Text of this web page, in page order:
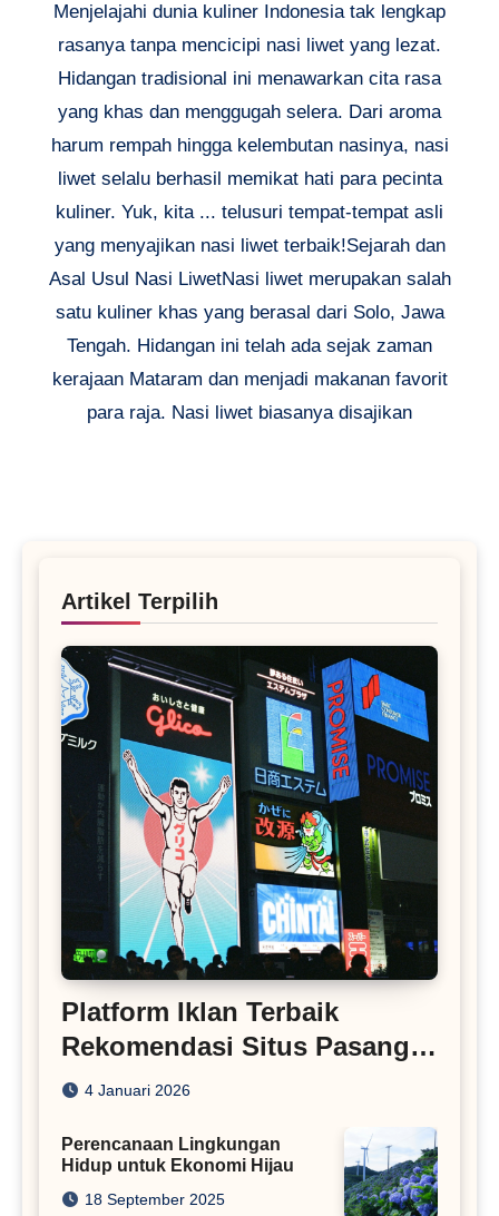
Menjelajahi dunia kuliner Indonesia tak lengkap
rasanya tanpa mencicipi nasi liwet yang lezat.
Hidangan tradisional ini menawarkan cita rasa
yang khas dan menggugah selera. Dari aroma
harum rempah hingga kelembutan nasinya, nasi
liwet selalu berhasil memikat hati para pecinta
kuliner. Yuk, kita ... telusuri tempat-tempat asli
yang menyajikan nasi liwet terbaik!Sejarah dan
Asal Usul Nasi LiwetNasi liwet merupakan salah
satu kuliner khas yang berasal dari Solo, Jawa
Tengah. Hidangan ini telah ada sejak zaman
kerajaan Mataram dan menjadi makanan favorit
para raja. Nasi liwet biasanya disajikan
Artikel Terpilih
Platform Iklan Terbaik
Rekomendasi Situs Pasang
Iklan
4 Januari 2026
Perencanaan Lingkungan
Hidup untuk Ekonomi Hijau
18 September 2025